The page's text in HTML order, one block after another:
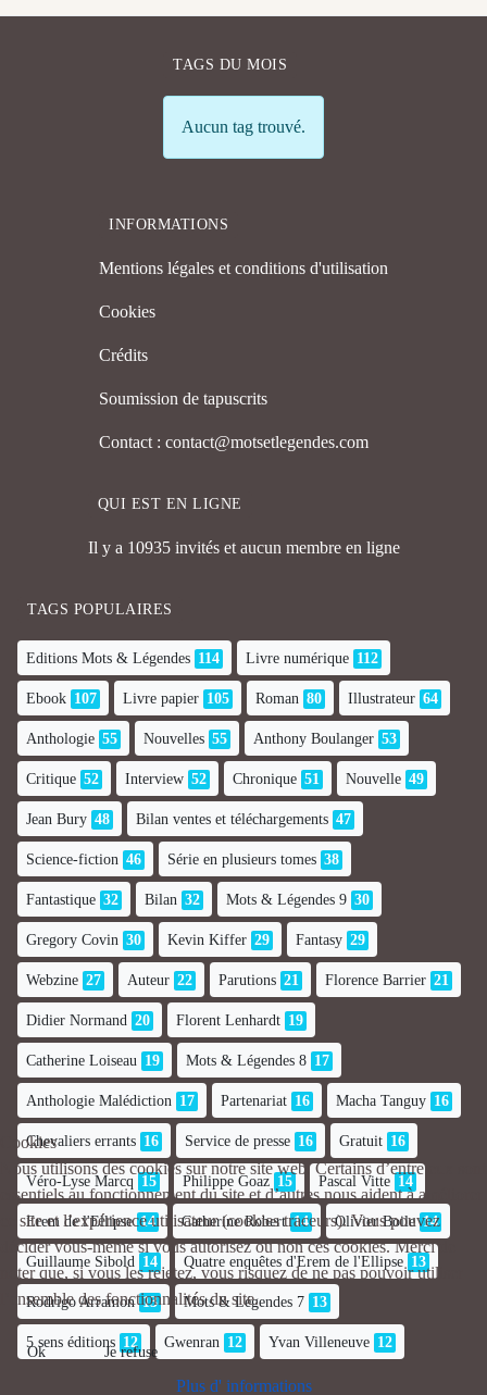
TAGS DU MOIS
Info
Aucun tag trouvé.
INFORMATIONS
Mentions légales et conditions d'utilisation
Cookies
Crédits
Soumission de tapuscrits
Contact : contact@motsetlegendes.com
QUI EST EN LIGNE
Il y a 10935 invités et aucun membre en ligne
TAGS POPULAIRES
Editions Mots & Légendes 114 Livre numérique 112
Ebook 107 Livre papier 105 Roman 80 Illustrateur 64
Anthologie 55 Nouvelles 55 Anthony Boulanger 53
Critique 52 Interview 52 Chronique 51 Nouvelle 49
Jean Bury 48 Bilan ventes et téléchargements 47
Science-fiction 46 Série en plusieurs tomes 38
Fantastique 32 Bilan 32 Mots & Légendes 9 30
Gregory Covin 30 Kevin Kiffer 29 Fantasy 29
Webzine 27 Auteur 22 Parutions 21 Florence Barrier 21
Didier Normand 20 Florent Lenhardt 19
Catherine Loiseau 19 Mots & Légendes 8 17
Anthologie Malédiction 17 Partenariat 16 Macha Tanguy 16
Chevaliers errants 16 Service de presse 16 Gratuit 16
Véro-Lyse Marcq 15 Philippe Goaz 15 Pascal Vitte 14
Erem de l'Ellipse 14 Catherine Robert 14 Olivier Boile 14
Guillaume Sibold 14 Quatre enquêtes d'Erem de l'Ellipse 13
Rodrigo Arramon 13 Mots & Légendes 7 13
5 sens éditions 12 Gwenran 12 Yvan Villeneuve 12
Cookies
Nous utilisons des cookies sur notre site web. Certains d’entre eux sont
essentiels au fonctionnement du site et d’autres nous aident à améliorer
ce site et l’expérience utilisateur (cookies traceurs). Vous pouvez
décider vous-même si vous autorisez ou non ces cookies. Merci de
noter que, si vous les rejetez, vous risquez de ne pas pouvoir utiliser
l’ensemble des fonctionnalités du site.
Ok Je refuse
Plus d' informations